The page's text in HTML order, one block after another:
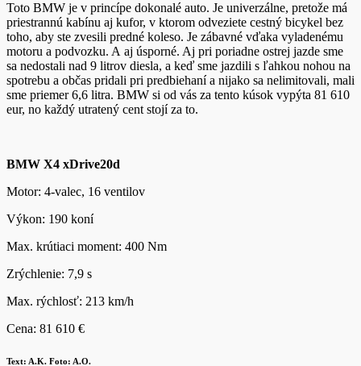
Toto BMW je v princípe dokonalé auto. Je univerzálne, pretože má
priestrannú kabínu aj kufor, v ktorom odveziete cestný bicykel bez
toho, aby ste zvesili predné koleso. Je zábavné vďaka vyladenému
motoru a podvozku. A aj úsporné. Aj pri poriadne ostrej jazde sme
sa nedostali nad 9 litrov diesla, a keď sme jazdili s ľahkou nohou na
spotrebu a občas pridali pri predbiehaní a nijako sa nelimitovali, mali
sme priemer 6,6 litra. BMW si od vás za tento kúsok vypýta 81 610
eur, no každý utratený cent stojí za to.
BMW X4 xDrive20d
Motor: 4-valec, 16 ventilov
Výkon: 190 koní
Max. krútiaci moment: 400 Nm
Zrýchlenie: 7,9 s
Max. rýchlosť: 213 km/h
Cena: 81 610 €
Text: A.K. Foto: A.O.